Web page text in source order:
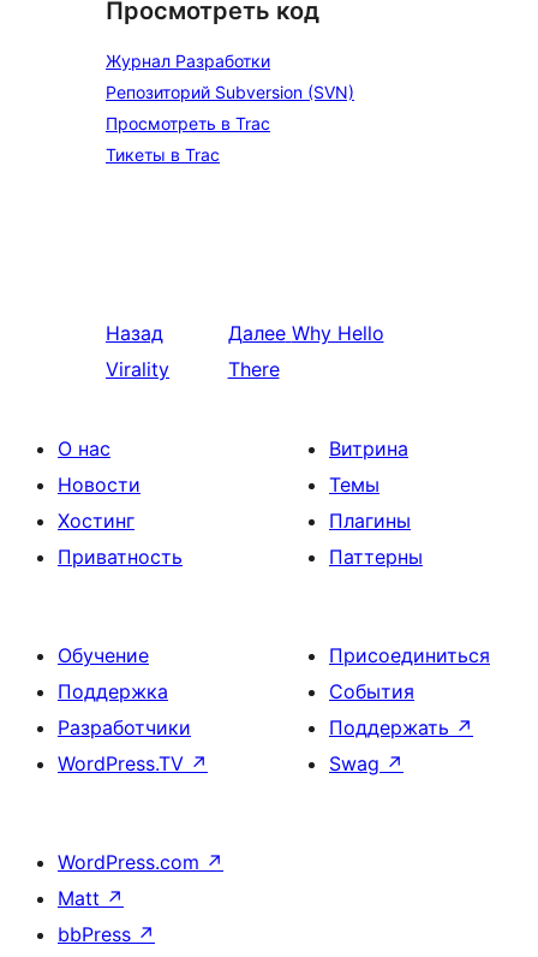
Просмотреть код
Журнал Разработки
Репозиторий Subversion (SVN)
Просмотреть в Trac
Тикеты в Trac
Назад
Virality
Далее Why Hello
There
О нас
Новости
Хостинг
Приватность
Витрина
Темы
Плагины
Паттерны
Обучение
Поддержка
Разработчики
WordPress.TV ↗
Присоединиться
События
Поддержать ↗
Swag ↗
WordPress.com ↗
Matt ↗
bbPress ↗